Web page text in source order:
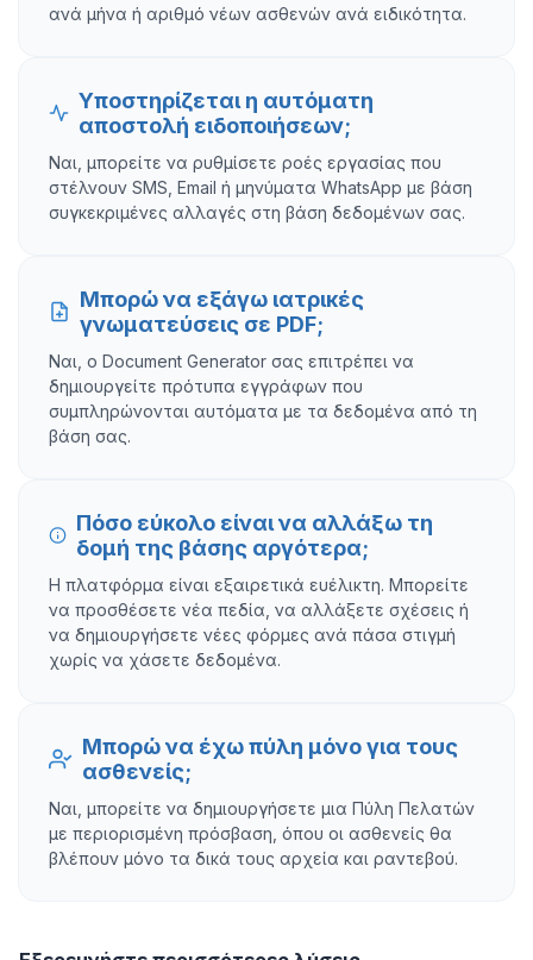
ανά μήνα ή αριθμό νέων ασθενών ανά ειδικότητα.
Υποστηρίζεται η αυτόματη
αποστολή ειδοποιήσεων;
Ναι, μπορείτε να ρυθμίσετε ροές εργασίας που
στέλνουν SMS, Email ή μηνύματα WhatsApp με βάση
συγκεκριμένες αλλαγές στη βάση δεδομένων σας.
Μπορώ να εξάγω ιατρικές
γνωματεύσεις σε PDF;
Ναι, ο Document Generator σας επιτρέπει να
δημιουργείτε πρότυπα εγγράφων που
συμπληρώνονται αυτόματα με τα δεδομένα από τη
βάση σας.
Πόσο εύκολο είναι να αλλάξω τη
δομή της βάσης αργότερα;
Η πλατφόρμα είναι εξαιρετικά ευέλικτη. Μπορείτε
να προσθέσετε νέα πεδία, να αλλάξετε σχέσεις ή
να δημιουργήσετε νέες φόρμες ανά πάσα στιγμή
χωρίς να χάσετε δεδομένα.
Μπορώ να έχω πύλη μόνο για τους
ασθενείς;
Ναι, μπορείτε να δημιουργήσετε μια Πύλη Πελατών
με περιορισμένη πρόσβαση, όπου οι ασθενείς θα
βλέπουν μόνο τα δικά τους αρχεία και ραντεβού.